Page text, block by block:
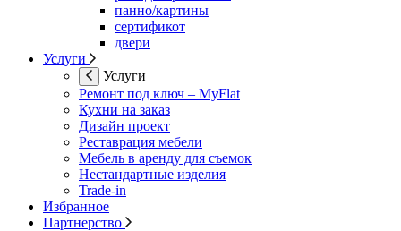
панно/картины
сертификот
двери
Услуги
Услуги
Ремонт под ключ – MyFlat
Кухни на заказ
Дизайн проект
Реставрация мебели
Мебель в аренду для съемок
Нестандартные изделия
Trade-in
Избранное
Партнерство